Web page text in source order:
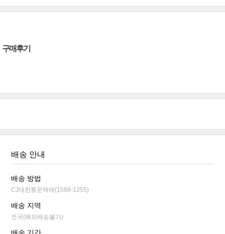
구매후기
배송 안내
배송 방법
CJ대한통운택배(1588-1255)
배송 지역
전국(해외배송불가)